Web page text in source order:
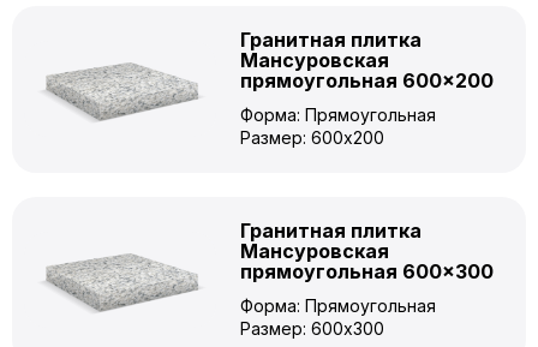
Гранитная плитка
Мансуровская
прямоугольная 600×200
Форма: Прямоугольная
Размер: 600x200
Гранитная плитка
Мансуровская
прямоугольная 600×300
Форма: Прямоугольная
Размер: 600x300